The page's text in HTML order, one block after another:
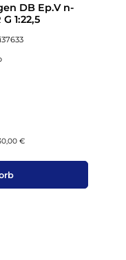
DB Ep.V n-
1:22,5
€